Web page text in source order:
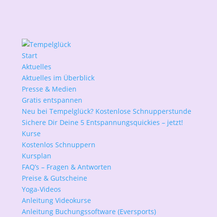
Start
Aktuelles
Aktuelles im Überblick
Presse & Medien
Gratis entspannen
Neu bei Tempelglück? Kostenlose Schnupperstunde
Sichere Dir Deine 5 Entspannungsquickies – jetzt!
Kurse
Kostenlos Schnuppern
Kursplan
FAQ’s – Fragen & Antworten
Preise & Gutscheine
Yoga-Videos
Anleitung Videokurse
Anleitung Buchungssoftware (Eversports)